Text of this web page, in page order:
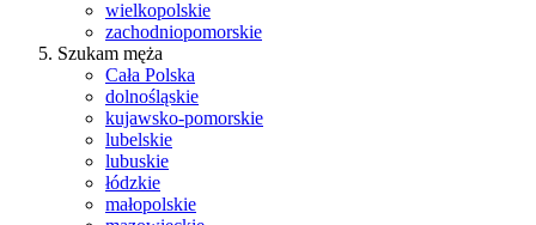
wielkopolskie
zachodniopomorskie
Szukam męża
Cała Polska
dolnośląskie
kujawsko-pomorskie
lubelskie
lubuskie
łódzkie
małopolskie